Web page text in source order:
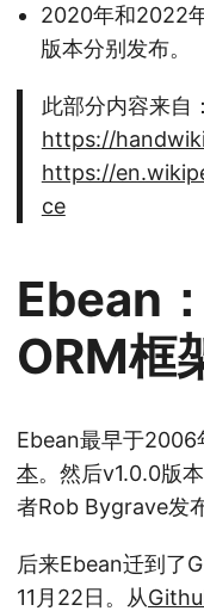
2020年和2022
版本分别发布。
此部分内容来自：
https://
https://
ce
Ebean
ORM框
Ebean最早于2006
本。然后v1.0.0版
者Rob Bygrave发
后来Ebean迁到了
11月22日。从